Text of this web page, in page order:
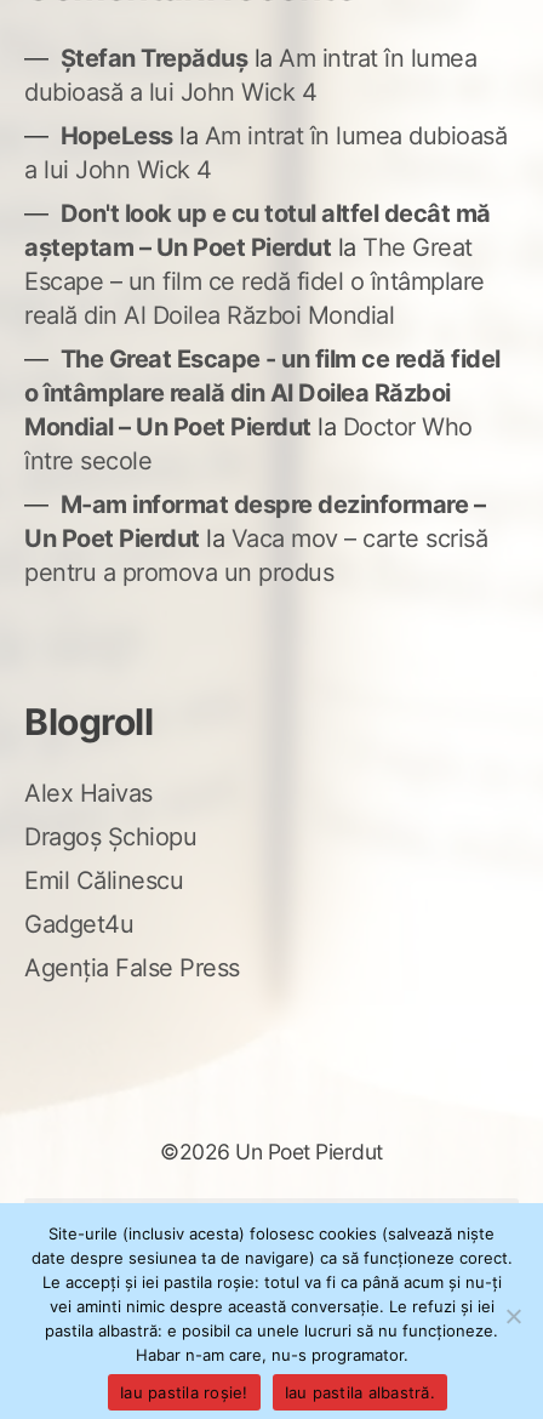
Ștefan Trepădușla Am intrat în lumea
dubioasă a lui John Wick 4
HopeLessla Am intrat în lumea dubioasă
a lui John Wick 4
Don't look up e cu totul altfel decât mă
așteptam – Un Poet Pierdut la The Great
Escape – un film ce redă fidel o întâmplare
reală din Al Doilea Război Mondial
The Great Escape - un film ce redă fidel
o întâmplare reală din Al Doilea Război
Mondial – Un Poet Pierdut la Doctor Who
între secole
M-am informat despre dezinformare –
Un Poet Pierdut la Vaca mov – carte scrisă
pentru a promova un produs
Blogroll
Alex Haivas
Dragoș Șchiopu
Emil Călinescu
Gadget4u
Agenția False Press
©2026 Un Poet Pierdut
după:
Powered byWordPress
ThemeXSimply by Il Jester
Site-urile (inclusiv acesta) folosesc cookies (salvează niște
date despre sesiunea ta de navigare) ca să funcționeze corect.
Le accepți și iei pastila roșie: totul va fi ca până acum și nu-ți
vei aminti nimic despre această conversație. Le refuzi și iei
pastila albastră: e posibil ca unele lucruri să nu funcționeze.
Habar n-am care, nu-s programator.
Iau pastila roșie!
Iau pastila albastră.